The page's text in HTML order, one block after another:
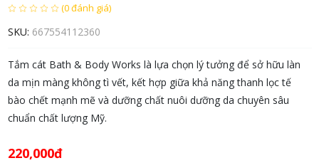
(0 đánh giá)
SKU: 667554112360
Tắm cát Bath & Body Works là lựa chọn lý tưởng để sở hữu làn
da mịn màng không tì vết, kết hợp giữa khả năng thanh lọc tế
bào chết mạnh mẽ và dưỡng chất nuôi dưỡng da chuyên sâu
chuẩn chất lượng Mỹ.
220,000đ